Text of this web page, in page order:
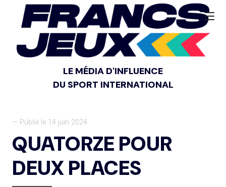
LE MÉDIA D'INFLUENCE
DU SPORT INTERNATIONAL
— Publié le 14 juin 2024
QUATORZE POUR
DEUX PLACES